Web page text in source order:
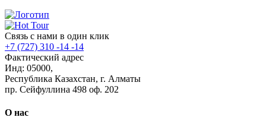
Связь с нами в один клик
+7 (727) 310 -14 -14
Фактический адрес
Инд: 05000,
Республика Казахстан, г. Алматы
пр. Сейфуллина 498 оф. 202
О нас